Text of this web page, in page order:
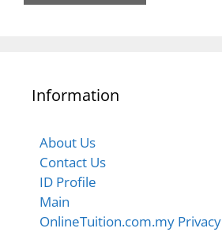
Information
About Us
Contact Us
ID Profile
Main
OnlineTuition.com.my